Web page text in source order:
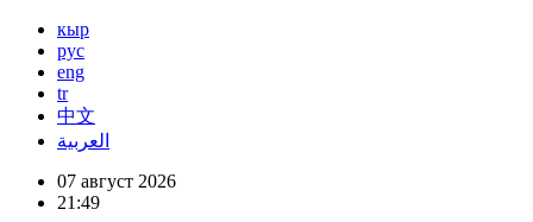
кыр
рус
eng
tr
中文
العربية
07 август 2026
21:49